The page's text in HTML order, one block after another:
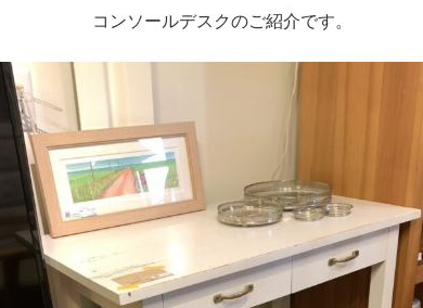
コンソールデスクのご紹介です。